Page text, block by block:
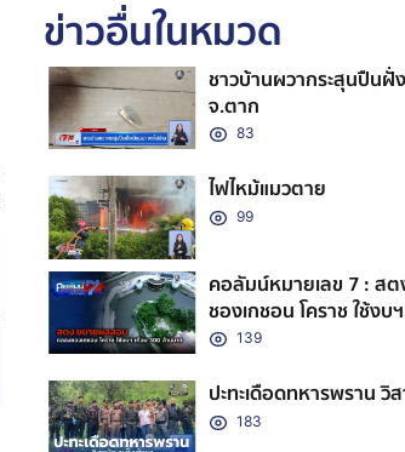
ข่าวอื่นในหมวด
ชาวบ้านผวากระสุนปืนฝั่
จ.ตาก
83
ไฟไหม้แมวตาย
99
คอลัมน์หมายเลข 7 : ส
ชองเกชอน โคราช ใช้ง
139
ปะทะเดือดทหารพราน
183